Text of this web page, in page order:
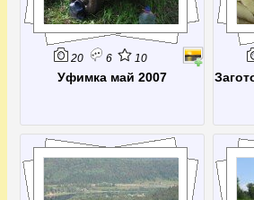
20 6 10
Уфимка май 2007